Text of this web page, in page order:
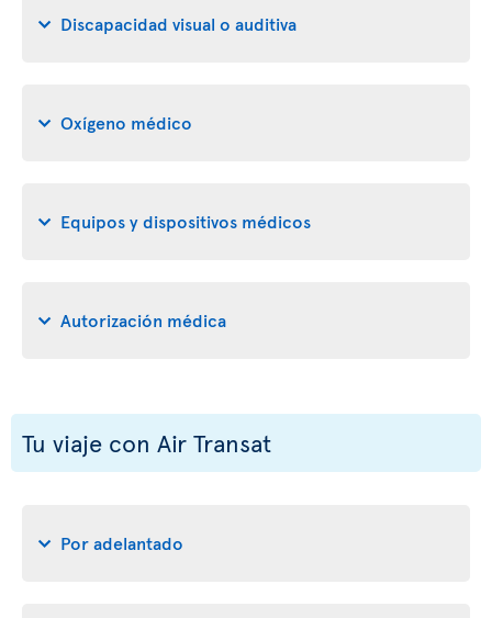
Discapacidad visual o auditiva
Oxígeno médico
Equipos y dispositivos médicos
Autorización médica
Tu viaje con Air Transat
Por adelantado